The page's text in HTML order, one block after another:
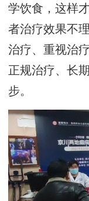
学饮食，这样
者治疗效果不
治疗、重视治
正规治疗、长
步。